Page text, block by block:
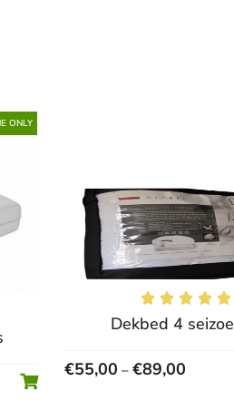
ONLY
    
Dekbed 4
€55,00 – €89,00